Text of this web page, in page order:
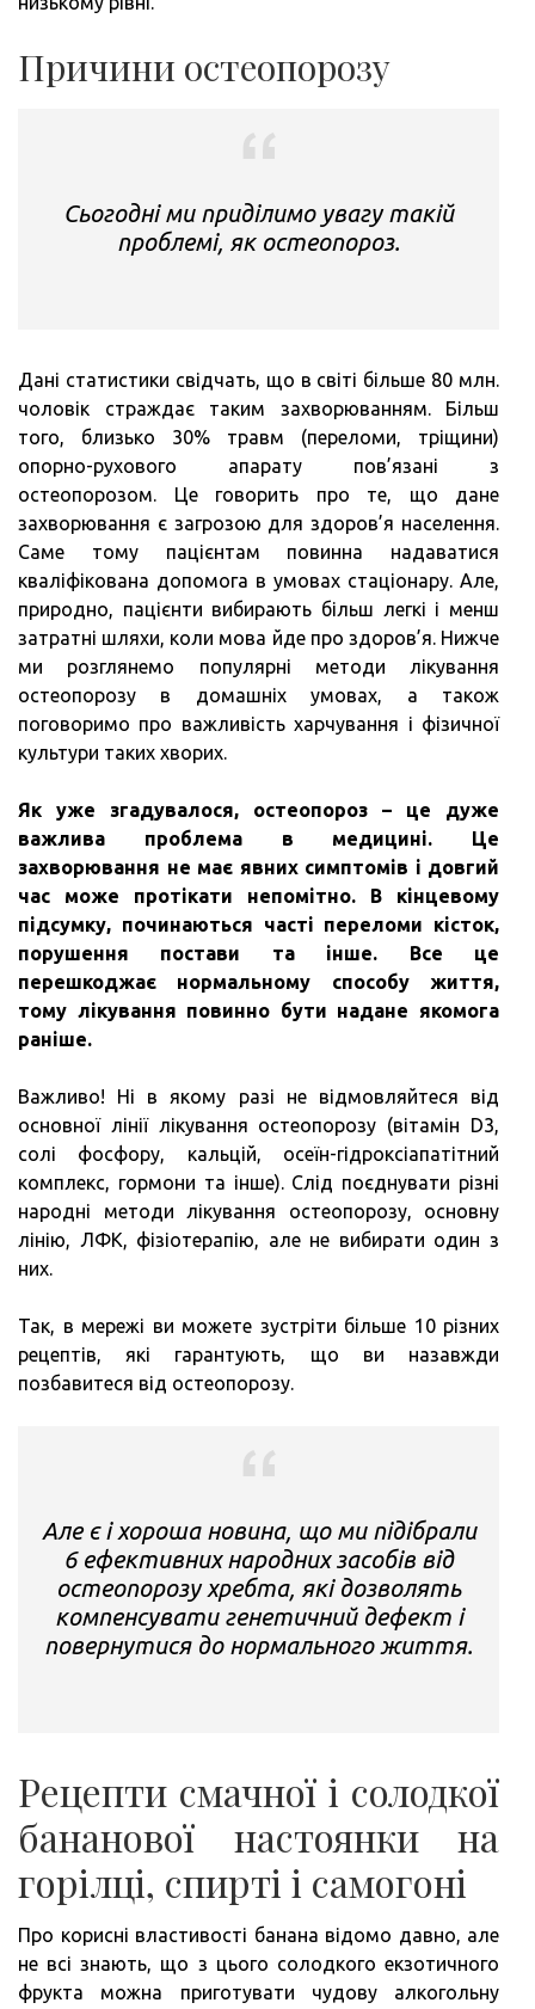
Причини остеопорозу
Сьогодні ми приділимо увагу такій
проблемі, як остеопороз.
Дані статистики свідчать, що в світі більше 80 млн.
чоловік страждає таким захворюванням. Більш
того, близько 30% травм (переломи, тріщини)
опорно-рухового апарату пов’язані з
остеопорозом. Це говорить про те, що дане
захворювання є загрозою для здоров’я населення.
Саме тому пацієнтам повинна надаватися
кваліфікована допомога в умовах стаціонару. Але,
природно, пацієнти вибирають більш легкі і менш
затратні шляхи, коли мова йде про здоров’я. Нижче
ми розглянемо популярні методи лікування
остеопорозу в домашніх умовах, а також
поговоримо про важливість харчування і фізичної
культури таких хворих.
Як уже згадувалося, остеопороз – це дуже
важлива проблема в медицині.
Це
захворювання не має явних симптомів і довгий
час може протікати непомітно.
В кінцевому
підсумку, починаються часті переломи кісток,
порушення постави та інше.
Все це
перешкоджає нормальному способу життя,
тому лікування повинно бути надане якомога
раніше.
Важливо! Ні в якому разі не відмовляйтеся від
основної лінії лікування остеопорозу (вітамін D3,
солі фосфору, кальцій, осеїн-гідроксіапатітний
комплекс, гормони та інше). Слід поєднувати різні
народні методи лікування остеопорозу, основну
лінію, ЛФК, фізіотерапію, але не вибирати один з
них.
Так, в мережі ви можете зустріти більше 10 різних
рецептів, які гарантують, що ви назавжди
позбавитеся від остеопорозу.
Але є і хороша новина, що ми підібрали
6 ефективних народних засобів від
остеопорозу хребта, які дозволять
компенсувати генетичний дефект і
повернутися до нормального життя.
Рецепти смачної і солодкої
бананової настоянки на
горілці, спирті і самогоні
Про корисні властивості банана відомо давно, але
не всі знають, що з цього солодкого екзотичного
фрукта можна приготувати чудову алкогольну